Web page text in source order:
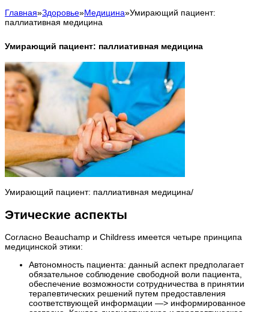
Главная»Здоровье»Медицина»Умирающий пациент:
паллиативная медицина
Умирающий пациент: паллиативная медицина
Умирающий пациент: паллиативная медицина/
Этические аспекты
Согласно Beauchamp и Childress имеется четыре принципа
медицинской этики:
Автономность пациента: данный аспект предполагает
обязательное соблюдение свободной воли пациента,
обеспечение возможности сотрудничества в принятии
терапевтических решений путем предоставления
соответствующей информации —> информированное